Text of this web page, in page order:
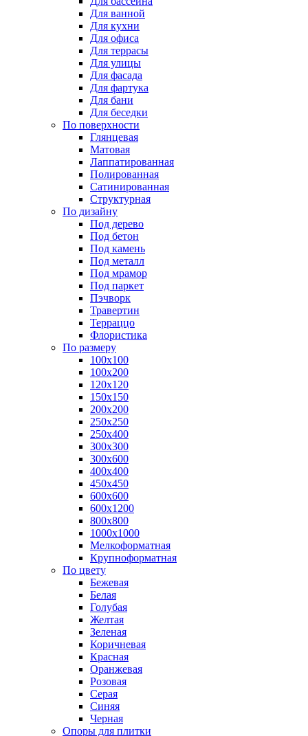
Для ванной
Для кухни
Для офиса
Для террасы
Для улицы
Для фасада
Для фартука
Для бани
Для беседки
По поверхности
Глянцевая
Матовая
Лаппатированная
Полированная
Сатинированная
Структурная
По дизайну
Под дерево
Под бетон
Под камень
Под металл
Под мрамор
Под паркет
Пэчворк
Травертин
Терраццо
Флористика
По размеру
100х100
100х200
120х120
150х150
200х200
250х250
250х400
300х300
300х600
400х400
450х450
600х600
600х1200
800х800
1000х1000
Мелкоформатная
Крупноформатная
По цвету
Бежевая
Белая
Голубая
Желтая
Зеленая
Коричневая
Красная
Оранжевая
Розовая
Серая
Синяя
Черная
Опоры для плитки